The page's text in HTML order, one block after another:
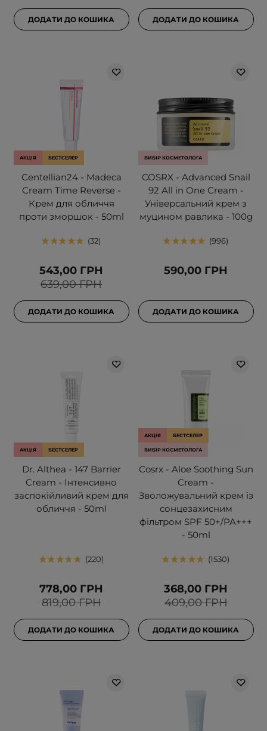
ДОДАТИ ДО КОШИКА ДОДАТИ ДО КОШИКА
АКЦІЯ БЕСТСЕЛЕР
Centellian24 - Madeca
Cream Time Reverse -
Крем для обличчя
проти зморшок - 50ml
32
639,00 ГРН
543,00 ГРН
ДОДАТИ ДО КОШИКА
ВИБІР КОСМЕТОЛОГА
COSRX - Advanced Snail
92 All in One Cream -
Універсальний крем з
муцином равлика - 100g
996
590,00 ГРН
ДОДАТИ ДО КОШИКА
АКЦІЯ БЕСТСЕЛЕР
Dr. Althea - 147 Barrier
Cream - Інтенсивно
заспокійливий крем для
обличчя - 50ml
220
819,00 ГРН
778,00 ГРН
ДОДАТИ ДО КОШИКА
АКЦІЯ БЕСТСЕЛЕР
ВИБІР КОСМЕТОЛОГА
Cosrx - Aloe Soothing Sun
Cream -
Зволожувальний крем із
сонцезахисним
фільтром SPF 50+/PA+++
- 50ml
1530
409,00 ГРН
368,00 ГРН
ДОДАТИ ДО КОШИКА